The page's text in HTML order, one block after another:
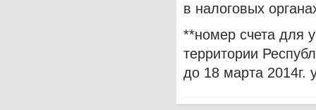
в налоговых
**номер счета для
территории
до 18 марта 2014г.